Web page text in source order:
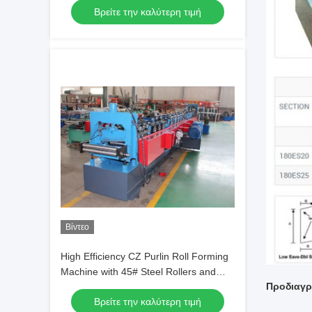
for High Efficiency
Βρείτε την καλύτερη τιμή
Βίντεο
High Efficiency CZ Purlin Roll Forming
Machine with 45# Steel Rollers and
High Straightness for Construction
Βρείτε την καλύτερη τιμή